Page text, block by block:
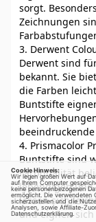
sorgt.
Zeichnungen
3. Derwent
Derwent sind
bekannt. Sie
die Farben
Buntstifte
4. Prismacolor
Buntstifte sind
Farbqualität
lebendigen und
lassen sich
und eignen
Cookie Hinweis:
Wir legen großen Wert auf
auf Ihrem Computer
keine personenbezogenen
ermöglicht. Die verwendeten
sicherzustellen und die
Analysen, sowie Affiliate-
Datenschutzerklärung